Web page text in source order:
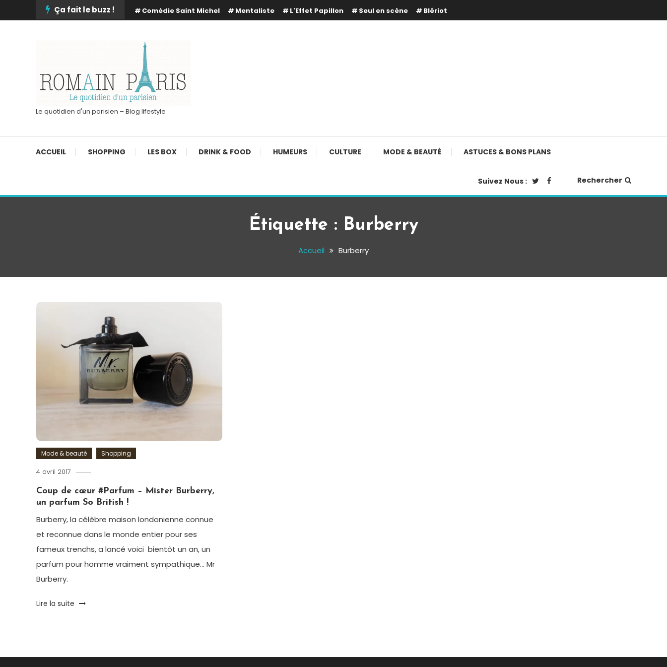
To
Ça fait le buzz ! Comédie Saint Michel Mentaliste L'Effet Papillon Seul en scène Blériot
Le quotidien d'un parisien – Blog lifestyle
ACCUEIL SHOPPING LES BOX DRINK & FOOD HUMEURS CULTURE MODE & BEAUTÉ ASTUCES & BONS PLANS
Suivez Nous : Rechercher
Étiquette : Burberry
Accueil Burberry
Mode & beauté Shopping
4 avril 2017
Coup de cœur #Parfum – Mister Burberry,
un parfum So British !
Burberry, la célèbre maison londonienne connue
et reconnue dans le monde entier pour ses
fameux trenchs, a lancé voici bientôt un an, un
parfum pour homme vraiment sympathique… Mr
Burberry.
Tagged
parfum,
Lire la suite